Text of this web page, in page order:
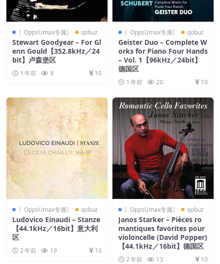
〖OppsUmax专属〗 qobuz
Stewart Goodyear – For Gl
enn Gould【352.8kHz／24
bit】卢森堡区
1 年前 9 10
〖OppsUmax专属〗 qobuz
Geister Duo – Complete W
orks for Piano Four Hands
– Vol. 1【96kHz／24bit】
德国区
1 年前 20 10
〖OppsUmax专属〗 qobuz
Ludovico Einaudi – Stanze
【44.1kHz／16bit】意大利
区
2 年前 19 10
〖OppsUmax专属〗 qobuz
Janos Starker – Pièces ro
mantiques favorites pour
violoncelle (David Popper)
【44.1kHz／16bit】德国区
2 年前 13 10